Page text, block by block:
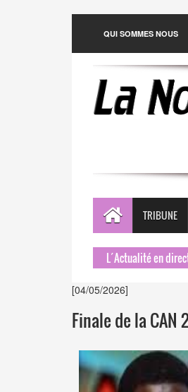
QUI SOMMES NOUS
TRIBUNE
L´Actualité en
[04/05/2026]
Finale de la